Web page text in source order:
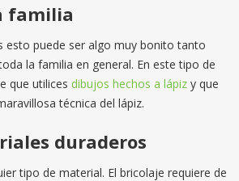
familia
esto puede ser algo muy bonito tanto
la familia en general. En este tipo de
que utilices dibujos hechos a lápizy que
técnica del lápiz.
duraderos
tipo de material. El bricolaje requiere de